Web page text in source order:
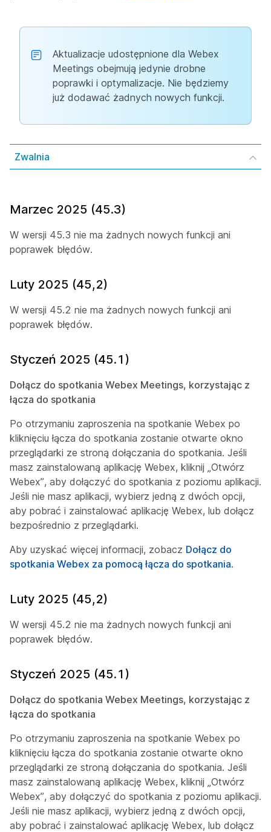
Aktualizacje udostępnione dla Webex
Meetings obejmują jedynie drobne
poprawki i optymalizacje. Nie będziemy
już dodawać żadnych nowych funkcji.
Zwalnia
Marzec 2025 (45.3)
W wersji 45.3 nie ma żadnych nowych funkcji ani
poprawek błędów.
Luty 2025 (45,2)
W wersji 45.2 nie ma żadnych nowych funkcji ani
poprawek błędów.
Styczeń 2025 (45.1)
Dołącz do spotkania Webex Meetings, korzystając z
łącza do spotkania
Po otrzymaniu zaproszenia na spotkanie Webex po
kliknięciu łącza do spotkania zostanie otwarte okno
przeglądarki ze stroną dołączania do spotkania. Jeśli
masz zainstalowaną aplikację Webex, kliknij „Otwórz
Webex”, aby dołączyć do spotkania z poziomu aplikacji.
Jeśli nie masz aplikacji, wybierz jedną z dwóch opcji,
aby pobrać i zainstalować aplikację Webex, lub dołącz
bezpośrednio z przeglądarki.
Aby uzyskać więcej informacji, zobacz Dołącz do
spotkania Webex za pomocą łącza do spotkania.
Luty 2025 (45,2)
W wersji 45.2 nie ma żadnych nowych funkcji ani
poprawek błędów.
Styczeń 2025 (45.1)
Dołącz do spotkania Webex Meetings, korzystając z
łącza do spotkania
Po otrzymaniu zaproszenia na spotkanie Webex po
kliknięciu łącza do spotkania zostanie otwarte okno
przeglądarki ze stroną dołączania do spotkania. Jeśli
masz zainstalowaną aplikację Webex, kliknij „Otwórz
Webex”, aby dołączyć do spotkania z poziomu aplikacji.
Jeśli nie masz aplikacji, wybierz jedną z dwóch opcji,
aby pobrać i zainstalować aplikację Webex, lub dołącz